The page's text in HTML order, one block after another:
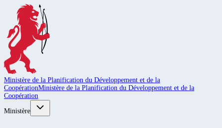
Ministère de la Planification du Développement et de la
CoopérationMinistère de la Planification du Développement et de la
Coopération
Ministère